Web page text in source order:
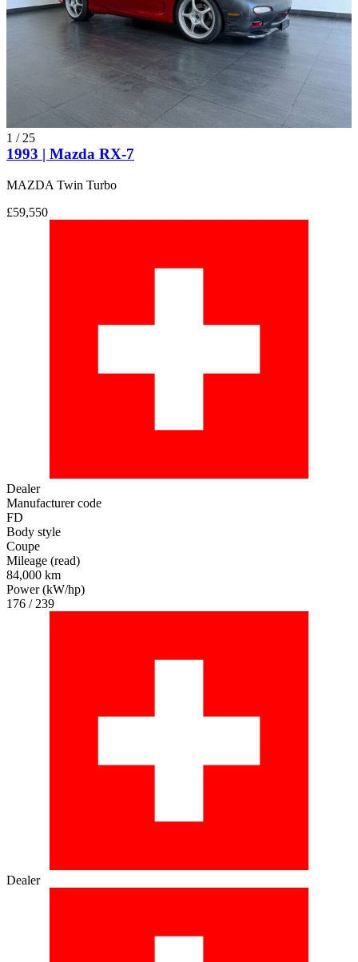
1 / 25
1993 | Mazda RX-7
MAZDA Twin Turbo
£59,550
Dealer
Manufacturer code
FD
Body style
Coupe
Mileage (read)
84,000 km
Power (kW/hp)
176 / 239
Dealer